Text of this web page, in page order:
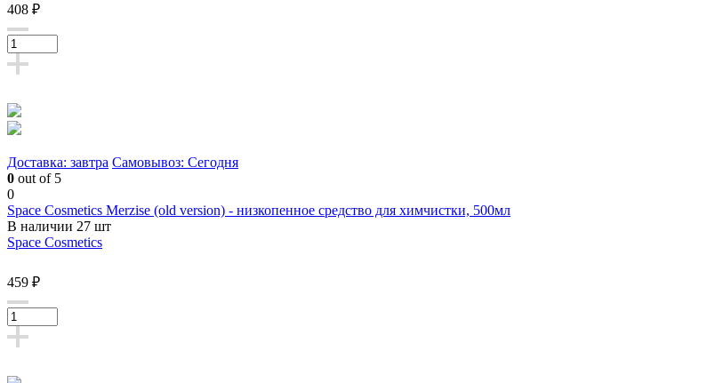
408 ₽
Доставка: завтра Самовывоз: Сегодня
0 out of 5
0
Space Cosmetics Merzise (old version) - низкопенное средство для химчистки, 500мл
В наличии 27 шт
Space Cosmetics
459 ₽